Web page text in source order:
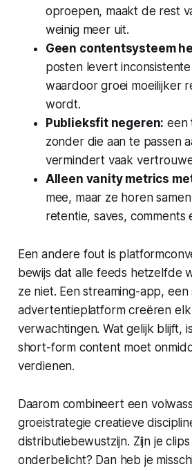
oproepen, maakt de rest
weinig meer uit.
Geen contentsysteem
posten levert
waardoor groei moeilijker
wordt.
Publieksfit negeren: een
zonder die aan te passen
vermindert vaak
Alleen vanity metrics
mee, maar ze horen
retentie, saves, comments
Een andere fout is
bewijs dat alle feeds hetzelfde
ze niet. Een streaming-app,
advertentieplatform creëren
verwachtingen. Wat gelijk blijft,
short-form content moet
verdienen.
Daarom combineert een
groeistrategie creatieve
distributiebewustzijn. Zijn je
onderbelicht? Dan heb je